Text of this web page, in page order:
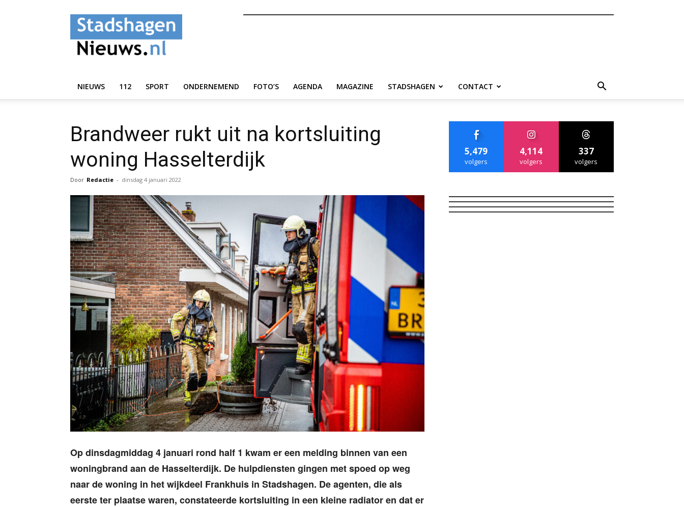
StadshagenNieuws.nl
NIEUWS 112 SPORT ONDERNEMEND FOTO’S AGENDA MAGAZINE STADSHAGEN CONTACT
Brandweer rukt uit na kortsluiting
woning Hasselterdijk
Door Redactie - dinsdag 4 januari 2022
Op dinsdagmiddag 4 januari rond half 1 kwam er een melding binnen van een
woningbrand aan de Hasselterdijk. De hulpdiensten gingen met spoed op weg
naar de woning in het wijkdeel Frankhuis in Stadshagen. De agenten, die als
eerste ter plaatse waren, constateerde kortsluiting in een kleine radiator en dat er
5,479
volgers
4,114
volgers
337
volgers